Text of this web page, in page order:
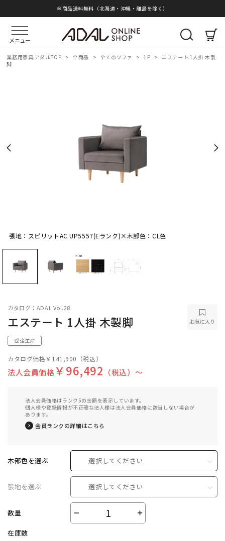
全商品送料無料（北海道・沖縄・離島を除く）
メニュー
業務用家具 アダルTOP > 全商品 > 全てのソファ > 1P >
エステート 1人掛 木製
脚
張地：スピリットAC UP5557(Eランク)×木部
張地：スピリットAC UP5557(Eランク)×木部色：CL色
カタログ：ADAL Vol.28
エステート 1人掛 木製脚 お気に入り
受注生産
カタログ価格￥141,900 （税込）
法人会員価格￥96,492 （税込）〜
法人会員価格はランク5の金額を表示しています。
個人様や登録情報が不正確な法人様は法人会員価格に該当しない場合が
あります。
会員ランクの詳細はこちら
木部色を選ぶ 選択してください
張地を選ぶ 選択してください
数量 － ＋
在庫数